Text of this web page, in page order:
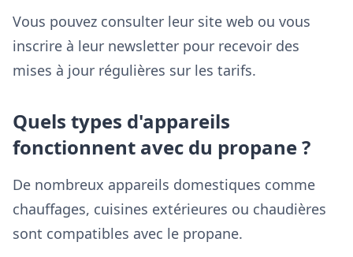
Vous pouvez consulter leur site web ou vous
inscrire à leur newsletter pour recevoir des
mises à jour régulières sur les tarifs.
Quels types d'appareils
fonctionnent avec du propane ?
De nombreux appareils domestiques comme
chauffages, cuisines extérieures ou chaudières
sont compatibles avec le propane.